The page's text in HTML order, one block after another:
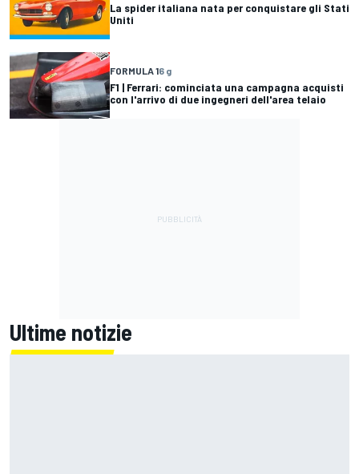
La spider italiana nata per conquistare gli Stati
Uniti
FORMULA 16 g
F1 | Ferrari: cominciata una campagna acquisti
con l'arrivo di due ingegneri dell'area telaio
Ultime notizie